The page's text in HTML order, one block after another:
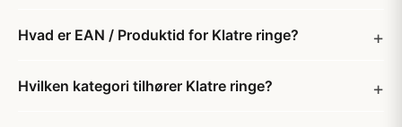
Hvad er EAN / Produktid for Klatre ringe?
Hvilken kategori tilhører Klatre ringe?